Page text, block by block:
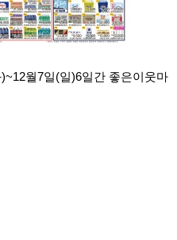
월7일(일)6일간 좋은이웃마